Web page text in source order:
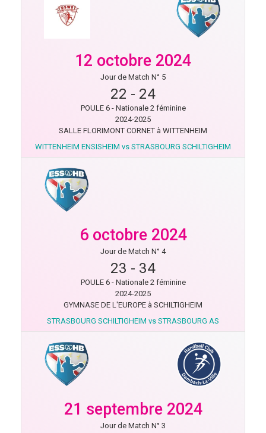
12 octobre 2024
Jour de Match N° 5
22 - 24
POULE 6 - Nationale 2 féminine
2024-2025
SALLE FLORIMONT CORNET à WITTENHEIM
WITTENHEIM ENSISHEIM vs STRASBOURG SCHILTIGHEIM
6 octobre 2024
Jour de Match N° 4
23 - 34
POULE 6 - Nationale 2 féminine
2024-2025
GYMNASE DE L'EUROPE à SCHILTIGHEIM
STRASBOURG SCHILTIGHEIM vs STRASBOURG AS
21 septembre 2024
Jour de Match N° 3